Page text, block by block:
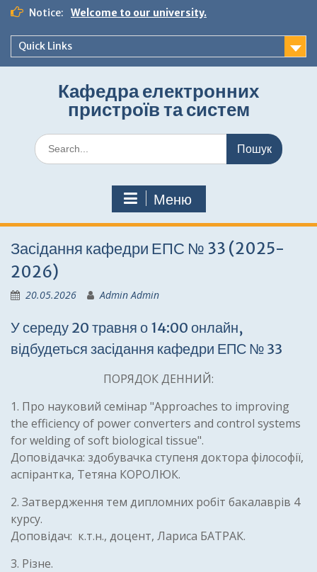
Перейти
вмісту
Notice: Welcome to our university.
Quick Links
Кафедра електронних
пристроїв та систем
Шукати:
Меню
Засідання кафедри ЕПС № 33 (2025-
2026)
20.05.2026 Admin Admin
У середу 20 травня о 14:00 онлайн,
відбудеться засідання кафедри ЕПС № 33
ПОРЯДОК ДЕННИЙ:
1. Про науковий семінар "Approaches to improving
the efficiency of power converters and control systems
for welding of soft biological tissue".
Доповідачка: здобувачка ступеня доктора філософії,
аспірантка, Тетяна КОРОЛЮК.
2. Затвердження тем дипломних робіт бакалаврів 4
курсу.
Доповідач: к.т.н., доцент, Лариса БАТРАК.
3. Різне.